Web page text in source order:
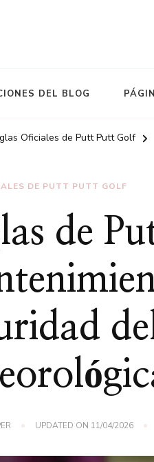
DEL BLOG
Oficiales de Putt Putt Golf
DE PUTT PUTT GOLF
de
UPDATED ON 11/04/2026